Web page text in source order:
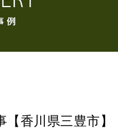
香川県三豊市】